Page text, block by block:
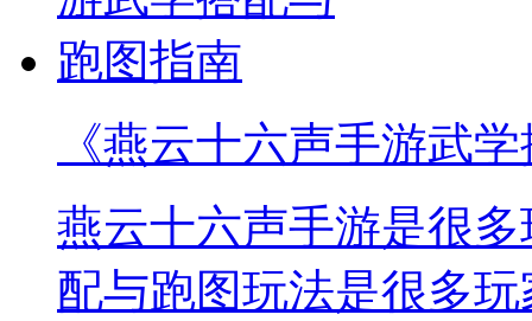
《燕云十六声手游武
燕云十六声手游是很
配与跑图玩法是很多